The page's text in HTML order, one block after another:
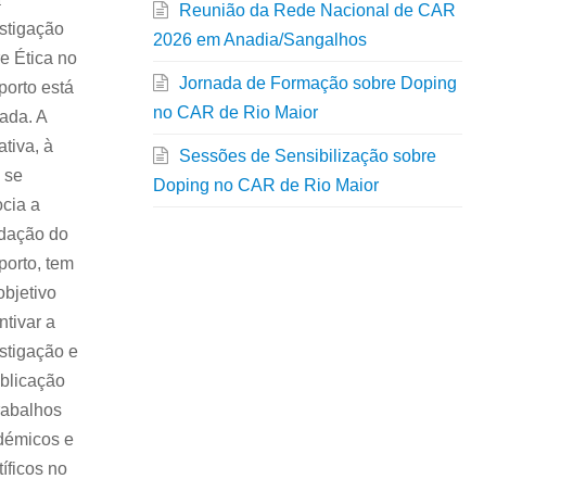
Ética no
está
A
à
se
a
do
tem
a
e
e
no
Reunião da Rede Nacional de CAR
2026 em Anadia/Sangalhos
Jornada de Formação sobre Doping
no CAR de Rio Maior
Sessões de Sensibilização sobre
Doping no CAR de Rio Maior